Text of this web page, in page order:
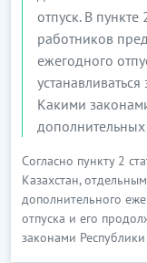
отпуск. В
работников
ежегодного
Какими
дополнительных
Согласно пункту 2
Казахстан,
дополнительного
отпуска и его
законами